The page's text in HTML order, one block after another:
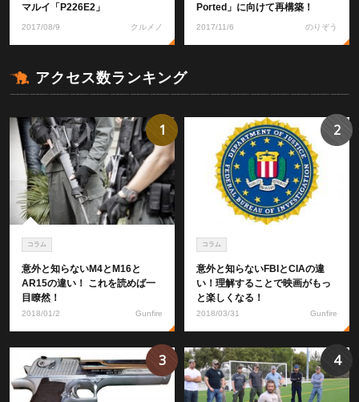
マルイ「P226E2」
2017/08/9 クルメノ
Ported」に向けて再構築！
2017/11/6 のりぞう
アクセス数ランキング
コラム
意外と知らないM4とM16と
AR15の違い！ これを読めば一
目瞭然！
2018/01/2 Gunfire
1
コラム
意外と知らないFBIとCIAの違
い！理解することで映画がもっ
と楽しくなる！
2018/03/31 Gunfire
2
3 4